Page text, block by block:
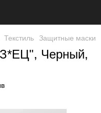
Текстиль Защитные маски
Черный,